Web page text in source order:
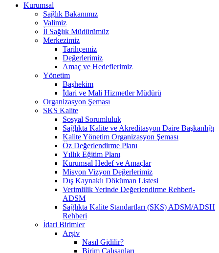
Kurumsal
Sağlık Bakanımız
Valimiz
İl Sağlık Müdürümüz
Merkezimiz
Tarihçemiz
Değerlerimiz
Amaç ve Hedeflerimiz
Yönetim
Başhekim
İdari ve Mali Hizmetler Müdürü
Organizasyon Şeması
SKS Kalite
Sosyal Sorumluluk
Sağlıkta Kalite ve Akreditasyon Daire Başkanlığı
Kalite Yönetim Organizasyon Şeması
Öz Değerlendirme Planı
Yıllık Eğitim Planı
Kurumsal Hedef ve Amaçlar
Misyon Vizyon Değerlerimiz
Dış Kaynaklı Döküman Listesi
Verimlilik Yerinde Değerlendirme Rehberi-
ADSM
Sağlıkta Kalite Standartları (SKS) ADSM/ADSH
Rehberi
İdari Birimler
Arşiv
Nasıl Gidilir?
Birim Çalışanları